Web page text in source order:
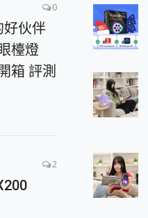
0
好伙伴
檯燈
箱 評測
2